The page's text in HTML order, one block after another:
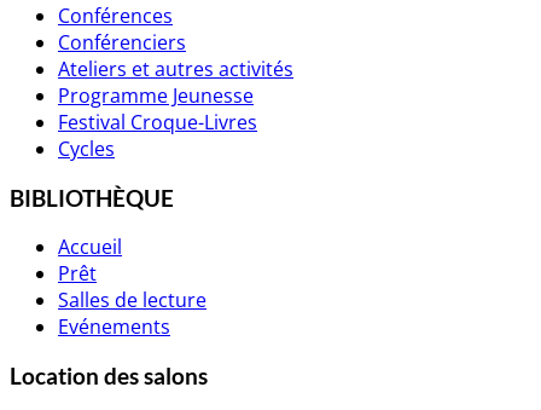
Conférences
Conférenciers
Ateliers et autres activités
Programme Jeunesse
Festival Croque-Livres
Cycles
BIBLIOTHÈQUE
Accueil
Prêt
Salles de lecture
Evénements
Location des salons